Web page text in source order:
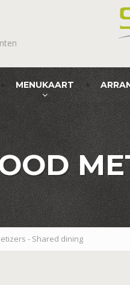
MENUKAART
- Shared dining